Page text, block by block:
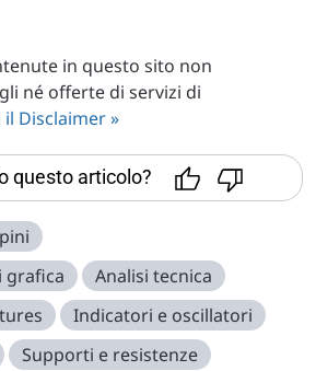
in questo sito non
né offerte di servizi di
il Disclaimer »
questo articolo?
grafica
Analisi tecnica
Indicatori e oscillatori
Supporti e resistenze